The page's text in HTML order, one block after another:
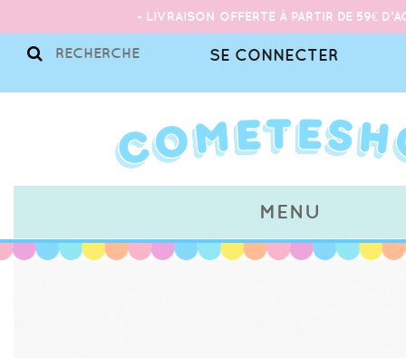
- LIVRAISON OFFERTE À PARTIR DE 59€
SE CONNECTER
MENU